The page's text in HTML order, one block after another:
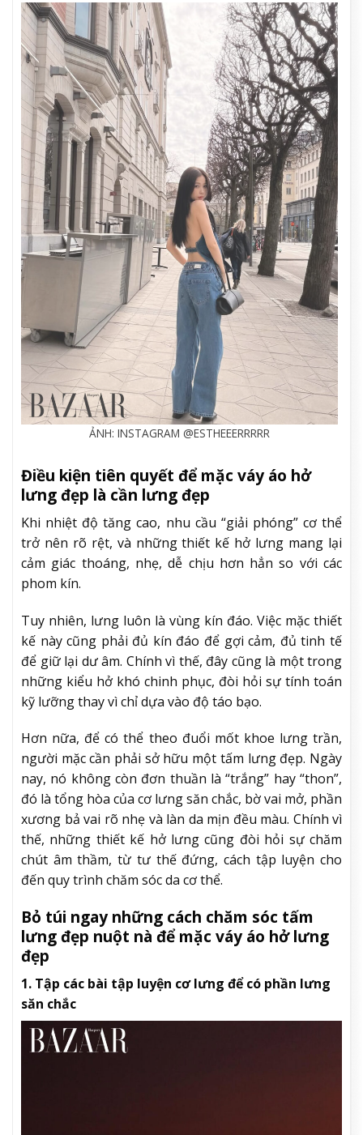
ẢNH: INSTAGRAM @ESTHEEERRRRR
Điều kiện tiên quyết để mặc váy áo hở
lưng đẹp là cần lưng đẹp
Khi nhiệt độ tăng cao, nhu cầu “giải phóng” cơ thể
trở nên rõ rệt, và những thiết kế hở lưng mang lại
cảm giác thoáng, nhẹ, dễ chịu hơn hẳn so với các
phom kín.
Tuy nhiên, lưng luôn là vùng kín đáo. Việc mặc thiết
kế này cũng phải đủ kín đáo để gợi cảm, đủ tinh tế
để giữ lại dư âm. Chính vì thế, đây cũng là một trong
những kiểu hở khó chinh phục, đòi hỏi sự tính toán
kỹ lưỡng thay vì chỉ dựa vào độ táo bạo.
Hơn nữa, để có thể theo đuổi mốt khoe lưng trần,
người mặc cần phải sở hữu một tấm lưng đẹp. Ngày
nay, nó không còn đơn thuần là “trắng” hay “thon”,
đó là tổng hòa của cơ lưng săn chắc, bờ vai mở, phần
xương bả vai rõ nhẹ và làn da mịn đều màu. Chính vì
thế, những thiết kế hở lưng cũng đòi hỏi sự chăm
chút âm thầm, từ tư thế đứng, cách tập luyện cho
đến quy trình chăm sóc da cơ thể.
Bỏ túi ngay những cách chăm sóc tấm
lưng đẹp nuột nà để mặc váy áo hở lưng
đẹp
1. Tập các bài tập luyện cơ lưng để có phần lưng
săn chắc